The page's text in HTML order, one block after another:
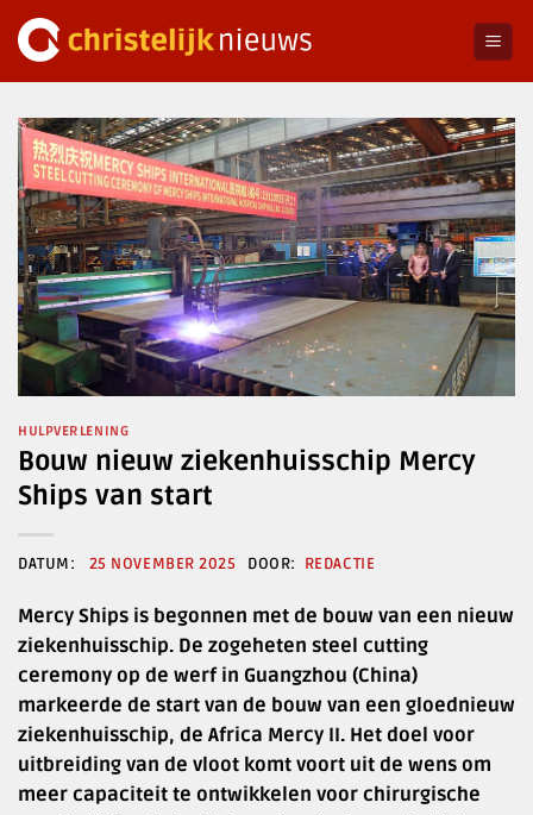
naar
HULPVERLENING
Bouw nieuw ziekenhuisschip Mercy
Ships van start
25 NOVEMBER 2025 REDACTIE
Mercy Ships is begonnen met de bouw van een nieuw
ziekenhuisschip. De zogeheten steel cutting
ceremony op de werf in Guangzhou (China)
markeerde de start van de bouw van een gloednieuw
ziekenhuisschip, de Africa Mercy II. Het doel voor
uitbreiding van de vloot komt voort uit de wens om
meer capaciteit te ontwikkelen voor chirurgische